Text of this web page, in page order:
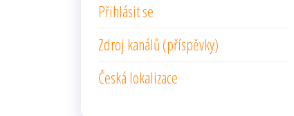
Přihlásit se
Zdroj kanálů (příspěvky)
Česká lokalizace